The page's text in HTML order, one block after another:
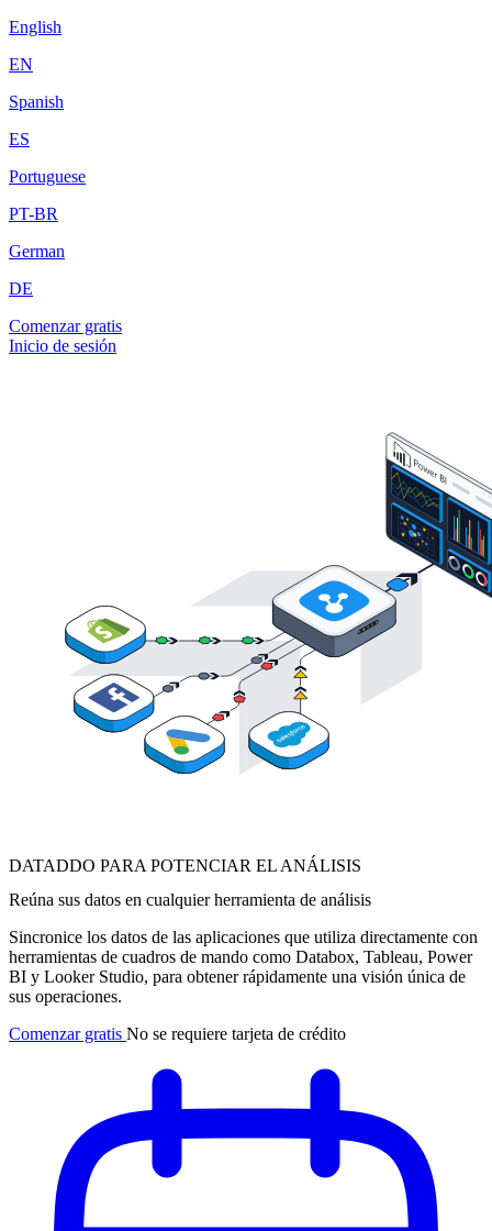
English
EN
Spanish
ES
Portuguese
PT-BR
German
DE
Comenzar gratis
Inicio de sesión
DATADDO PARA POTENCIAR EL ANÁLISIS
Reúna sus datos en cualquier herramienta de análisis
Sincronice los datos de las aplicaciones que utiliza directamente con
herramientas de cuadros de mando como Databox, Tableau, Power
BI y Looker Studio, para obtener rápidamente una visión única de
sus operaciones.
Comenzar gratis No se requiere tarjeta de crédito